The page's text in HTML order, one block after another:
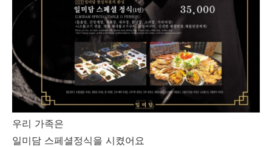
우리 가족은
일미담 스페셜정식을 시켰어요